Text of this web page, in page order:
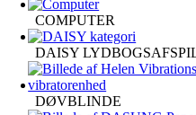
COMPUTER
DAISY
DØVBLINDE